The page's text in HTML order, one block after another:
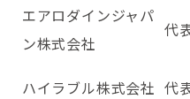
エアロダインジャパ
ン株式会社
代
ハイラブル株式会社 代